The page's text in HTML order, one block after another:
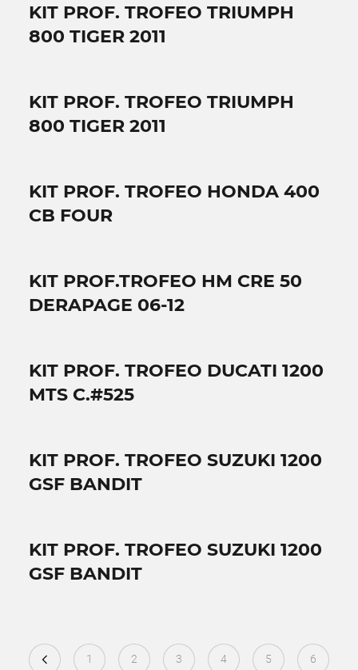
KIT PROF. TROFEO TRIUMPH
800 TIGER 2011
KIT PROF. TROFEO TRIUMPH
800 TIGER 2011
KIT PROF. TROFEO HONDA 400
CB FOUR
KIT PROF.TROFEO HM CRE 50
DERAPAGE 06-12
KIT PROF. TROFEO DUCATI 1200
MTS C.#525
KIT PROF. TROFEO SUZUKI 1200
GSF BANDIT
KIT PROF. TROFEO SUZUKI 1200
GSF BANDIT
1 2 3 4 5 6